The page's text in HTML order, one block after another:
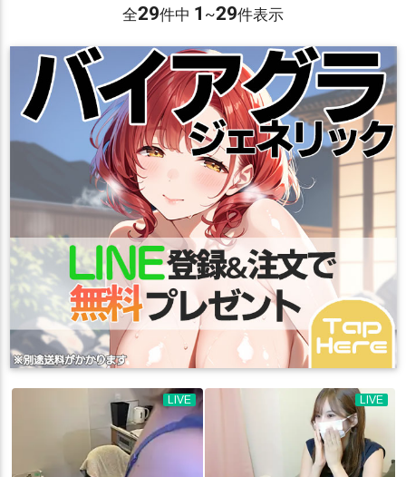
全29件中 1 ~29件表示